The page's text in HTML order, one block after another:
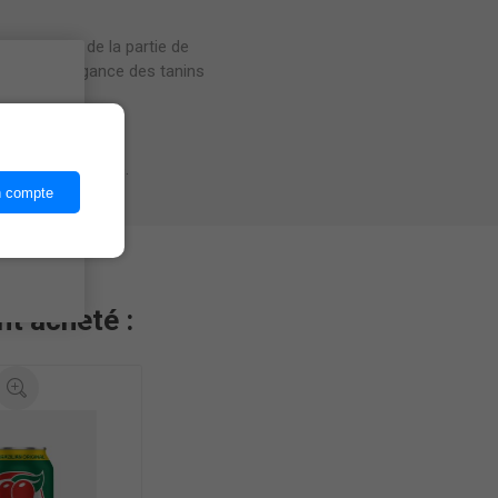
de chêne de la partie de
et l'élégance des tanins
du fromage.
acheté :
compte